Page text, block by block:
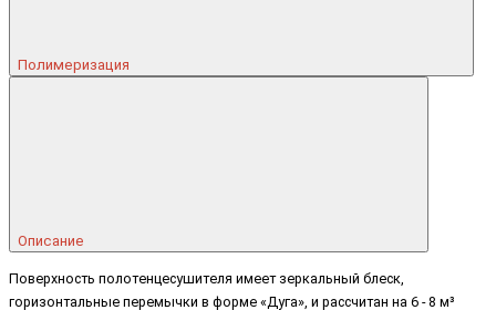
Полимеризация
Описание
Поверхность полотенцесушителя имеет зеркальный блеск,
горизонтальные перемычки в форме «Дуга», и рассчитан на 6 - 8 м³